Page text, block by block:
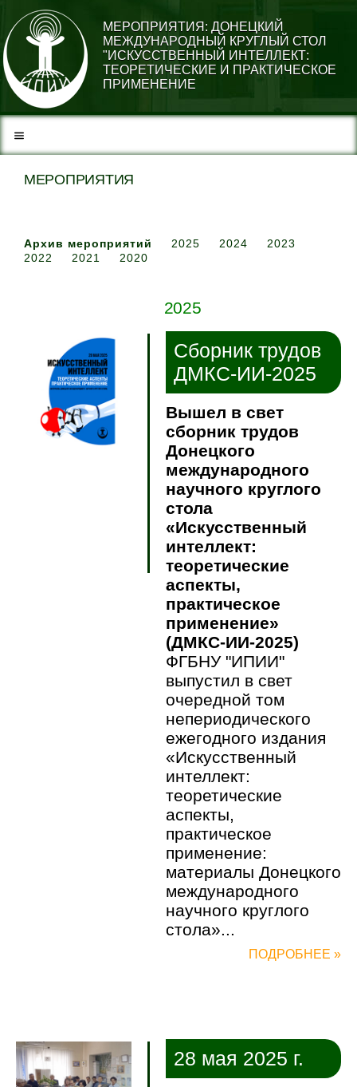
МЕРОПРИЯТИЯ: ДОНЕЦКИЙ
МЕЖДУНАРОДНЫЙ КРУГЛЫЙ СТОЛ
"ИСКУССТВЕННЫЙ ИНТЕЛЛЕКТ:
ТЕОРЕТИЧЕСКИЕ И ПРАКТИЧЕСКОЕ
ПРИМЕНЕНИЕ
МЕРОПРИЯТИЯ
Архив мероприятий 2025 2024
2023
2022
2021 2020
2025
Сборник трудов
ДМКС-ИИ-2025
Вышел в свет
сборник трудов
Донецкого
международного
научного круглого
стола
«Искусственный
интеллект:
теоретические
аспекты,
практическое
применение»
(ДМКС-ИИ-2025)
ФГБНУ "ИПИИ"
выпустил в свет
очередной том
непериодического
ежегодного издания
«Искусственный
интеллект:
теоретические
аспекты,
практическое
применение:
материалы Донецкого
международного
научного круглого
стола»...
ПОДРОБНЕЕ »
28 мая 2025 г.